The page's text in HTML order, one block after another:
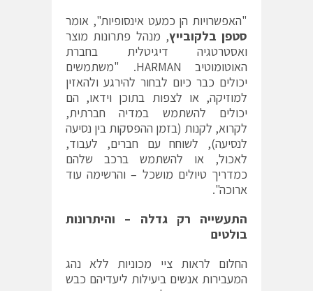
"האפשרויות הן כמעט אינסופיות", אומר
סטפן בלקובייץ, מנהל פתרונות מוצר
ואסטרטגיה דיגיטלית בחברת
האוטומוטיב HARMAN. "משתמשים
יכולים כבר כיום לבחור להירגע ולהאזין
למוזיקה, או לצפות בתוכן וידאו, הם
יכולים להשתמש במדיה חברתית,
לקרוא, לקנות (בזמן ההפסקות בין נסיעה
לנסיעה), לשוחח עם חברים, לעבוד,
לאכול, או להשתמש ברכב שלהם
כמדריך טיולים מושכל – והרשימה עוד
ארוכה".
התעשייה רק גדלה – והיתרונות
בולטים
החלום לראות ציי מכוניות ללא נהג
המעבירות אנשים ביעילות ליעדיהם כבש